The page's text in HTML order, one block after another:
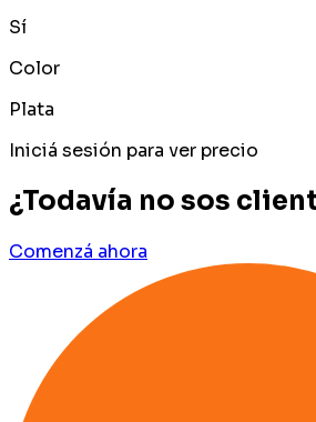
Sí
Color
Plata
Iniciá sesión para ver precio
¿Todavía no sos
Comenzá ahora